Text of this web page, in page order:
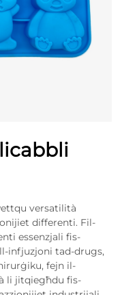
versatilità
differenti. Fil-
essenzjali fis-
infjuzjoni tad-drugs,
fejn il-
li jitqiegħdu fis-